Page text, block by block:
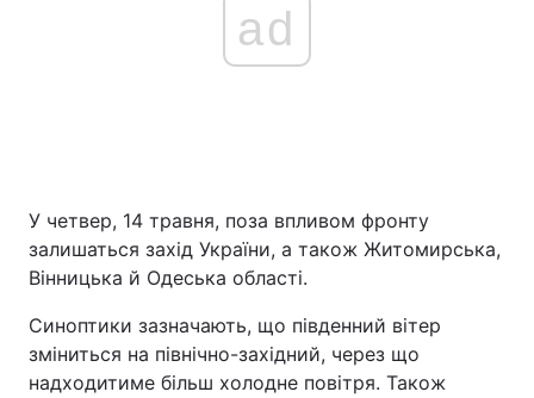
ad
У четвер, 14 травня, поза впливом фронту
залишаться захід України, а також Житомирська,
Вінницька й Одеська області.
Синоптики зазначають, що південний вітер
зміниться на північно-західний, через що
надходитиме більш холодне повітря. Також